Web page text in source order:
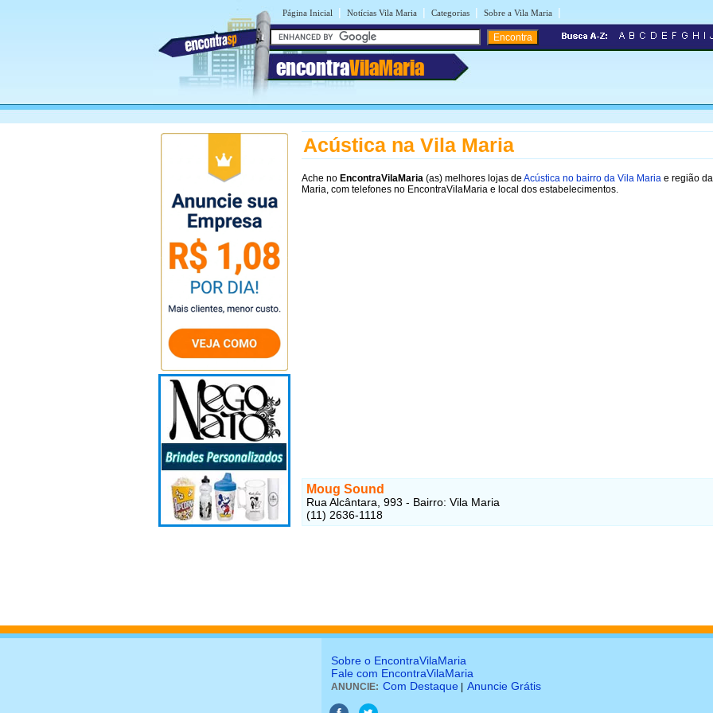
Página Inicial | Notícias Vila Maria | Categorias | Sobre a Vila Maria |
encontraVilaMaria
Acústica na Vila Maria
Ache no EncontraVilaMaria (as) melhores lojas de Acústica no bairro da Vila Maria e região
Maria, com telefones no EncontraVilaMaria e local dos estabelecimentos.
Moug Sound
Rua Alcântara, 993 - Bairro: Vila Maria
(11) 2636-1118
Sobre o EncontraVilaMaria
Fale com EncontraVilaMaria
ANUNCIE: Com Destaque Anuncie Grátis